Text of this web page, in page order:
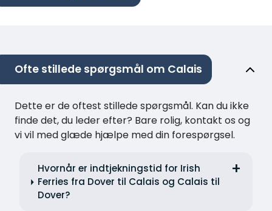
Ofte stillede spørgsmål om Calais
Dette er de oftest stillede spørgsmål. Kan du ikke
finde det, du leder efter? Bare rolig, kontakt os og
vi vil med glæde hjælpe med din forespørgsel.
Hvornår er indtjekningstid for Irish
Ferries fra Dover til Calais og Calais til
Dover?